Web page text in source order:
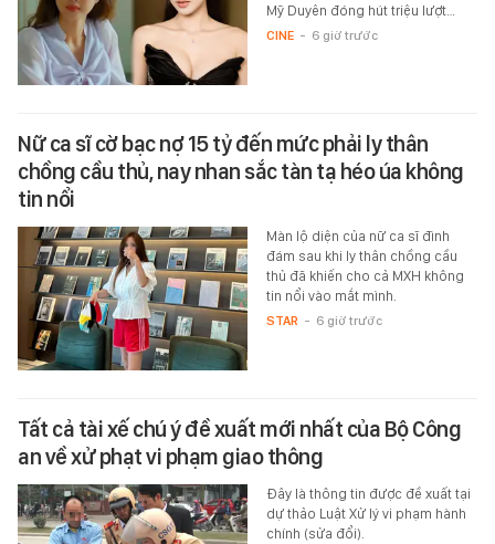
Mỹ Duyên đóng hút triệu lượt…
CINE - 6 giờ trước
Nữ ca sĩ cờ bạc nợ 15 tỷ đến mức phải ly thân
chồng cầu thủ, nay nhan sắc tàn tạ héo úa không
tin nổi
Màn lộ diện của nữ ca sĩ đình
đám sau khi ly thân chồng cầu
thủ đã khiến cho cả MXH không
tin nổi vào mắt mình.
STAR - 6 giờ trước
Tất cả tài xế chú ý đề xuất mới nhất của Bộ Công
an về xử phạt vi phạm giao thông
Đây là thông tin được đề xuất tại
dự thảo Luật Xử lý vi phạm hành
chính (sửa đổi).